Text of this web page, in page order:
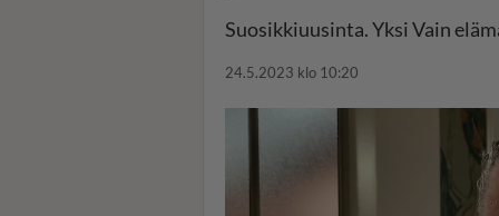
Suosikkiuusinta. Yksi Vain
24.5.2023 klo 10:20